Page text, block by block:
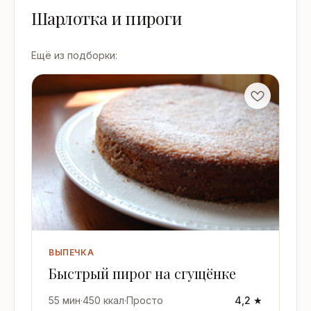
Шарлотка и пироги
Ещё из подборки:
ВЫПЕЧКА
Быстрый пирог на сгущёнке
55 мин·450 ккал·Просто 4,2 ★